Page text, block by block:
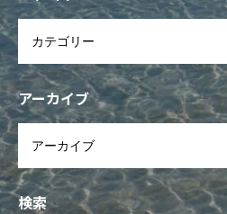
アーカイブ
検索